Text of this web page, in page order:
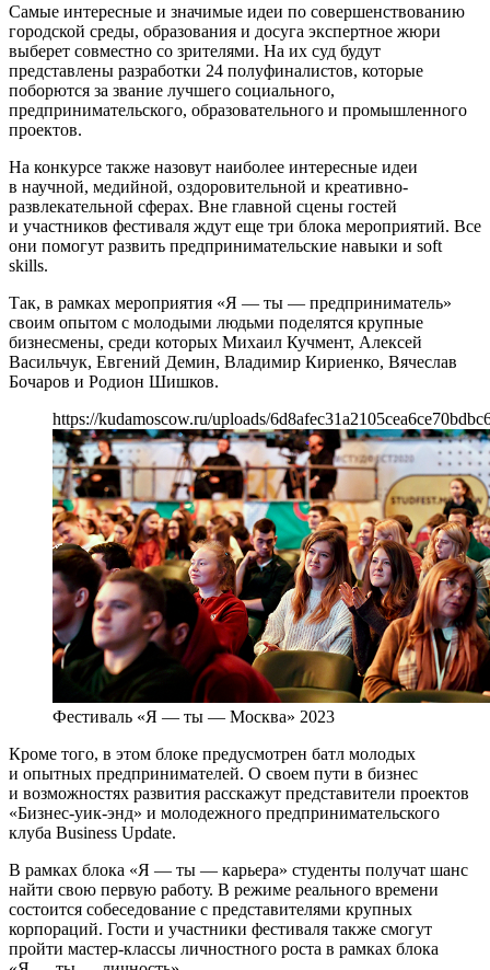
Самые интересные и значимые идеи по совершенствованию
городской среды, образования и досуга экспертное жюри
выберет совместно со зрителями. На их суд будут
представлены разработки 24 полуфиналистов, которые
поборются за звание лучшего социального,
предпринимательского, образовательного и промышленного
проектов.
На конкурсе также назовут наиболее интересные идеи
в научной, медийной, оздоровительной и креативно-
развлекательной сферах. Вне главной сцены гостей
и участников фестиваля ждут еще три блока мероприятий. Все
они помогут развить предпринимательские навыки и soft
skills.
Так, в рамках мероприятия «Я — ты — предприниматель»
своим опытом с молодыми людьми поделятся крупные
бизнесмены, среди которых Михаил Кучмент, Алексей
Васильчук, Евгений Демин, Владимир Кириенко, Вячеслав
Бочаров и Родион Шишков.
https://kudamoscow.ru/uploads/
Фестиваль «Я — ты — Москва» 2023
Кроме того, в этом блоке предусмотрен батл молодых
и опытных предпринимателей. О своем пути в бизнес
и возможностях развития расскажут представители проектов
«Бизнес-уик-энд» и молодежного предпринимательского
клуба Business Update.
В рамках блока «Я — ты — карьера» студенты получат шанс
найти свою первую работу. В режиме реального времени
состоится собеседование с представителями крупных
корпораций. Гости и участники фестиваля также смогут
пройти мастер-классы личностного роста в рамках блока